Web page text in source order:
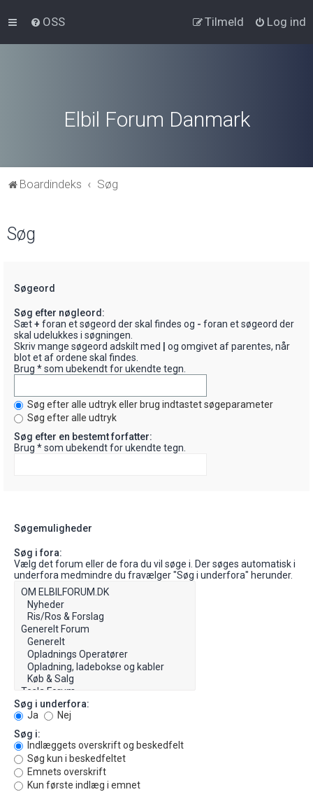
OSS Log ind
Tilmeld
Elbil Forum Danmark
Boardindeks Søg
Søg
Søgeord
Søg efter nøgleord:
Sæt+ foran et søgeord der skal findes og - foran et søgeord der
skal udelukkes i søgningen.
Skriv mange søgeord adskilt med
og omgivet af parentes, når
blot et af ordene skal findes.
Brug * som ubekendt for ukendte tegn.
Søg efter alle udtryk eller brug indtastet søgeparameter
Søg efter alle udtryk
Søg efter en bestemt forfatter:
Brug * som ubekendt for ukendte tegn.
Søgemuligheder
Søg i fora:
Vælg det forum eller de fora du vil søge i. Der søges automatisk i
underfora medmindre du fravælger "Søg i underfora" herunder.
Søg i underfora:
Ja
Nej
Søg i:
Indlæggets overskrift og beskedfelt
Søg kun i beskedfeltet
Emnets overskrift
Kun første indlæg i emnet